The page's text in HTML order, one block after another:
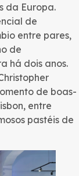
da Europa.
de
entre pares,
de
há dois anos.
de boas-
entre
pastéis de